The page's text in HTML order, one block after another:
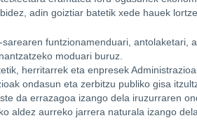
adin goiztiar batetik xede hauek
funtzionamenduari, antolaketari,
moduari buruz.
herritarrek eta enpresek
ondasun eta zerbitzu publiko gisa
da errazagoa izango dela iruzurraren
aldez aurreko jarrera naturala izango dela.